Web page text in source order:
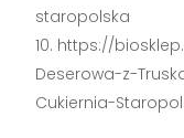
staropolska
https://
Deserowa-z-
Cukiernia-